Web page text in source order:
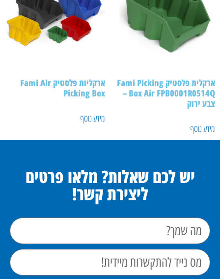
ארקלית פלסטיק Fami Picking
Box Air FPB0001R0514Q –
ירוק
נוסף
ארקליות פלסטיק Fami Air
Picking Box
מידע נוסף
יש לכם שאלות? מלאו פרטים
ליצירת קשר!